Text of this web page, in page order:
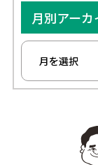
月別アーカ